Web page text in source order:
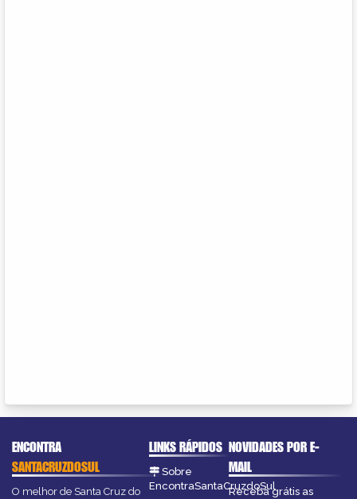
ENCONTRA
SANTACRUZDOSUL
O melhor de Santa Cruz do
LINKS RÁPIDOS
Sobre
EncontraSantaCruzdoSul
NOVIDADES POR E-
MAIL
Receba grátis as